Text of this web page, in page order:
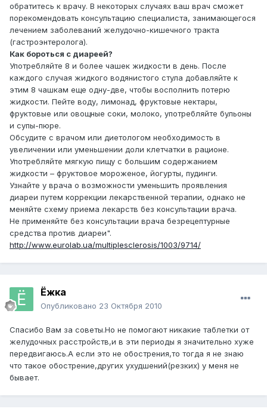
обратитесь к врачу. В некоторых случаях ваш врач сможет
порекомендовать консультацию специалиста, занимающегося
лечением заболеваний желудочно-кишечного тракта
(гастроэнтеролога).
Как бороться с диареей?
Употребляйте 8 и более чашек жидкости в день. После
каждого случая жидкого водянистого стула добавляйте к
этим 8 чашкам еще одну-две, чтобы восполнить потерю
жидкости. Пейте воду, лимонад, фруктовые нектары,
фруктовые или овощные соки, молоко, употребляйте бульоны
и супы-пюре.
Обсудите с врачом или диетологом необходимость в
увеличении или уменьшении доли клетчатки в рационе.
Употребляйте мягкую пищу с большим содержанием
жидкости – фруктовое мороженое, йогурты, пудинги.
Узнайте у врача о возможности уменьшить проявления
диареи путем коррекции лекарственной терапии, однако не
меняйте схему приема лекарств без консультации врача.
Не применяйте без консультации врача безрецептурные
средства против диареи".
http://www.eurolab.ua/multiplesclerosis/1003/9714/
Ёжка
Опубликовано 23 Октября 2010
Спасибо Вам за советы.Но не помогают никакие таблетки от
желудочных расстройств,и в эти периоды я значительно хуже
передвигаюсь.А если это не обострения,то тогда я не знаю
что такое обострение,других ухудшений(резких) у меня не
бывает.